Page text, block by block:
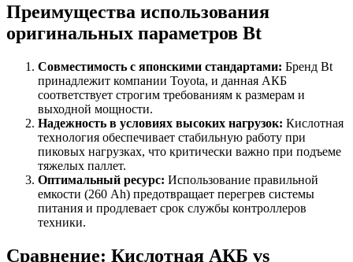
Преимущества использования
оригинальных параметров Bt
Совместимость с японскими стандартами: Бренд Bt
принадлежит компании Toyota, и данная АКБ
соответствует строгим требованиям к размерам и
выходной мощности.
Надежность в условиях высоких нагрузок: Кислотная
технология обеспечивает стабильную работу при
пиковых нагрузках, что критически важно при подъеме
тяжелых паллет.
Оптимальный ресурс: Использование правильной
емкости (260 Ah) предотвращает перегрев системы
питания и продлевает срок службы контроллеров
техники.
Сравнение: Кислотная АКБ vs